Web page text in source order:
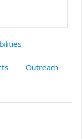
Outreach